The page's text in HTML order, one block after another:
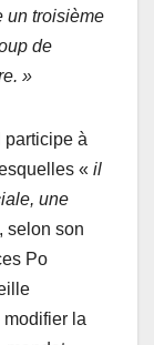
un troisième
de
»
participe à
« il
une
selon son
Po
modifier la